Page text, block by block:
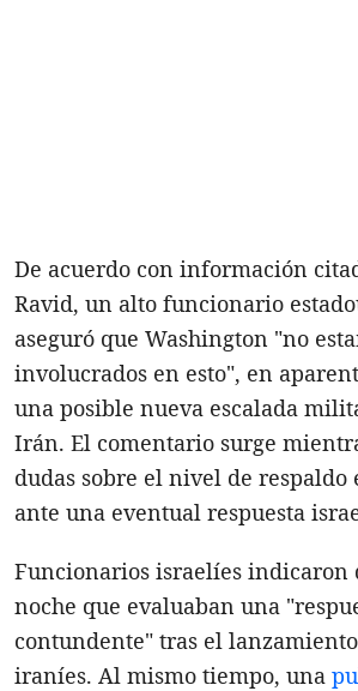
De acuerdo con información
Ravid, un alto funcionario
aseguró que Washington "no
involucrados en esto", en
una posible nueva escalada
Irán. El comentario surge
dudas sobre el nivel de respaldo
ante una eventual respuesta
Funcionarios israelíes indicaron
noche que evaluaban una
contundente" tras el
iraníes. Al mismo tiempo, una